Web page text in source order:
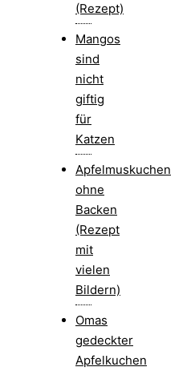
(Rezept)
Mangos
sind
nicht
giftig
für
Katzen
Apfelmuskuchen
ohne
Backen
(Rezept
mit
vielen
Bildern)
Omas
gedeckter
Apfelkuchen